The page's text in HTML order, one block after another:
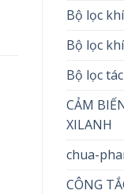
Bộ lọc
Bộ lọc
Bộ lọc
CẢM
XILANH
chua-
CÔNG